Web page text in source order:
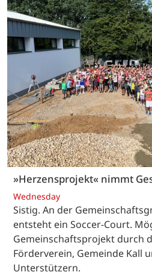
»Herzensprojekt« nimmt
Wednesday
Sistig. An der
entsteht ein Soccer-Court.
Gemeinschaftsprojekt durch
Förderverein, Gemeinde Kall
Unterstützern.